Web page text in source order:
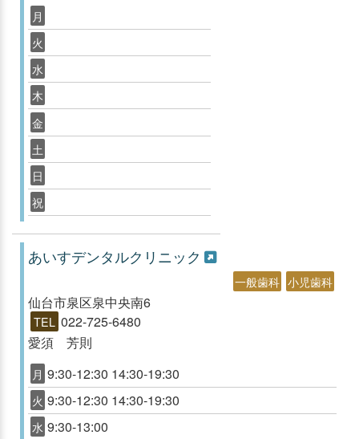
月
火
水
木
金
土
日
祝
あいすデンタルクリニック
一般歯科 小児歯科
仙台市泉区泉中央南6
TEL 022-725-6480
愛須 芳則
月 9:30-12:30 14:30-19:30
火 9:30-12:30 14:30-19:30
水 9:30-13:00